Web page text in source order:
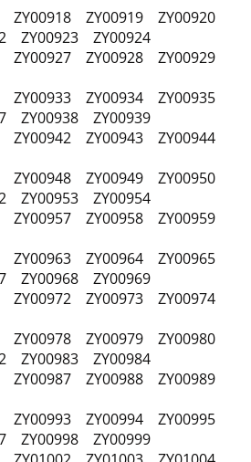
ZY00918 ZY00919 ZY00920
ZY00923 ZY00924
ZY00927 ZY00928 ZY00929
ZY00933 ZY00934 ZY00935
ZY00938 ZY00939
ZY00942 ZY00943 ZY00944
ZY00948 ZY00949 ZY00950
ZY00953 ZY00954
ZY00957 ZY00958 ZY00959
ZY00963 ZY00964 ZY00965
ZY00968 ZY00969
ZY00972 ZY00973 ZY00974
ZY00978 ZY00979 ZY00980
ZY00983 ZY00984
ZY00987 ZY00988 ZY00989
ZY00993 ZY00994 ZY00995
ZY00998 ZY00999